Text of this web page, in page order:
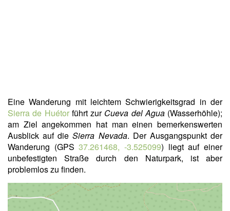
Eine Wanderung mit leichtem Schwierigkeitsgrad in der
Sierra de Huétorführt zur Cueva del Agua(Wasserhöhle);
am Ziel angekommen hat man einen bemerkenswerten
Ausblick auf dieSierra Nevada. Der Ausgangspunkt der
Wanderung (GPS37.261468, -3.525099) liegt auf einer
unbefestigten Straße durch den Naturpark, ist aber
problemlos zu finden.